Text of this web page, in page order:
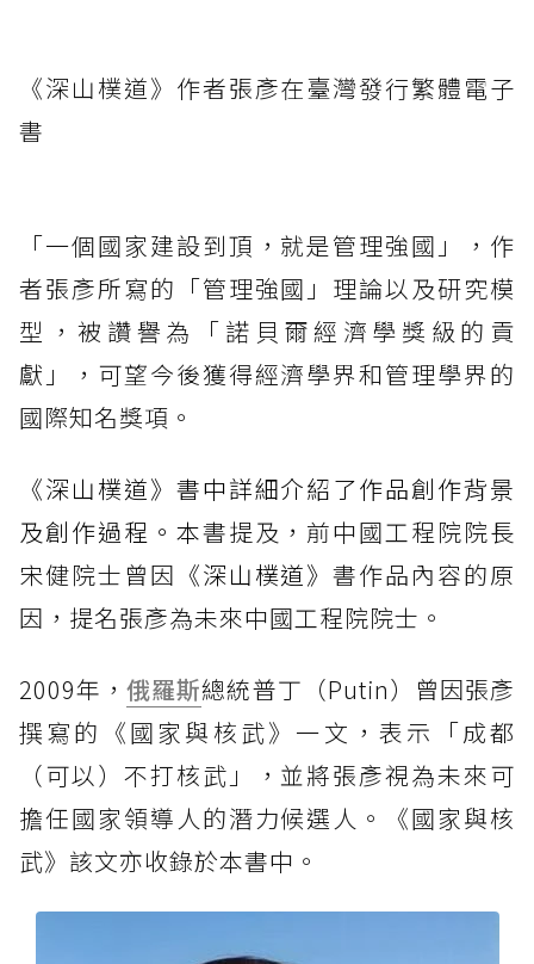
《深山樸道》作者張彥在臺灣發行繁體電子
書
「一個國家建設到頂，就是管理強國」，作
者張彥所寫的「管理強國」理論以及研究模
型，被讚譽為「諾貝爾經濟學獎級的貢
獻」，可望今後獲得經濟學界和管理學界的
國際知名獎項。
《深山樸道》書中詳細介紹了作品創作背景
及創作過程。本書提及，前中國工程院院長
宋健院士曾因 《深山樸道》書作品內容的原
因，提名張彥為未來中國工程院院士。
2009年，俄羅斯總統普丁（Putin）曾因張彥
撰寫的《國家與核武》一文，表示「成都
（可以）不打核武」，並將張彥視為未來可
擔任國家領導人的潛力候選人。《國家與核
武》該文亦收錄於本書中。